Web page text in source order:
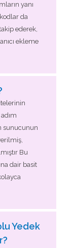
yanı
da
ederek,
ekleme
sunucunun
Bu
dair basit
Yedek